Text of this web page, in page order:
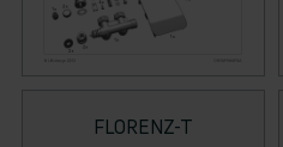
FLORENZ-T